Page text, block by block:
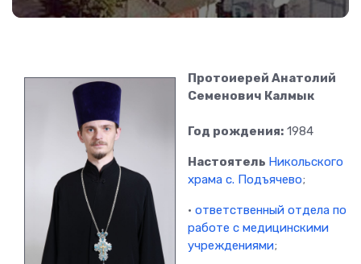
Протоиерей Анатолий
Семенович Калмык
Год рождения: 1984
Настоятель Никольского
храма с. Подъячево;
•ответственный отдела по
работе с медицинскими
учреждениями;